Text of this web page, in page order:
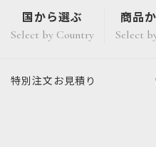
国から選ぶ
Select by Country
商品
Select
特別注文 お見積り